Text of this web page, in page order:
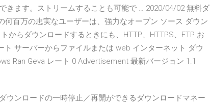
きます。ストリームすることも可能で … 2020/04/02 無料ダ
何百万の忠実なユーザーは、強力なオープン ソース ダウン
からダウンロードするときにも、HTTP、HTTPS、FTP お
サーバーからファイルまたは web インターネット ダウ
Ran Geva レート 0 Advertisement 最新バージョン 1.1
ウンロードの一時停止／再開ができるダウンロードマネー